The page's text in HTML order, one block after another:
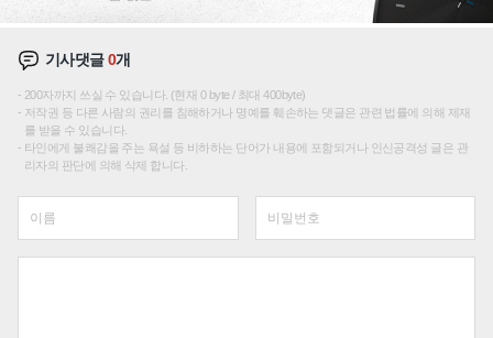
기사댓글0개
200자까지 쓰실 수 있습니다. (현재 0 byte / 최대 400byte)
저작권 등 다른 사람의 권리를 침해하거나 명예를 훼손하는 댓글은 관련 법률에 의해 제재
를 받을 수 있습니다.
타인에게 불쾌감을 주는 욕설 등 비하하는 단어가 내용에 포함되거나 인신공격성 글은 관
리자의 판단에 의해 삭제 합니다.